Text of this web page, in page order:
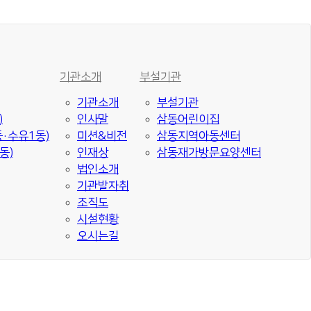
수유1동)
)
기관소개
기관소개
인사말
미션&비전
인재상
법인소개
기관발자취
조직도
시설현황
오시는길
부설기관
부설기관
삼동어린이집
삼동지역아동센터
삼동재가방문요양센터